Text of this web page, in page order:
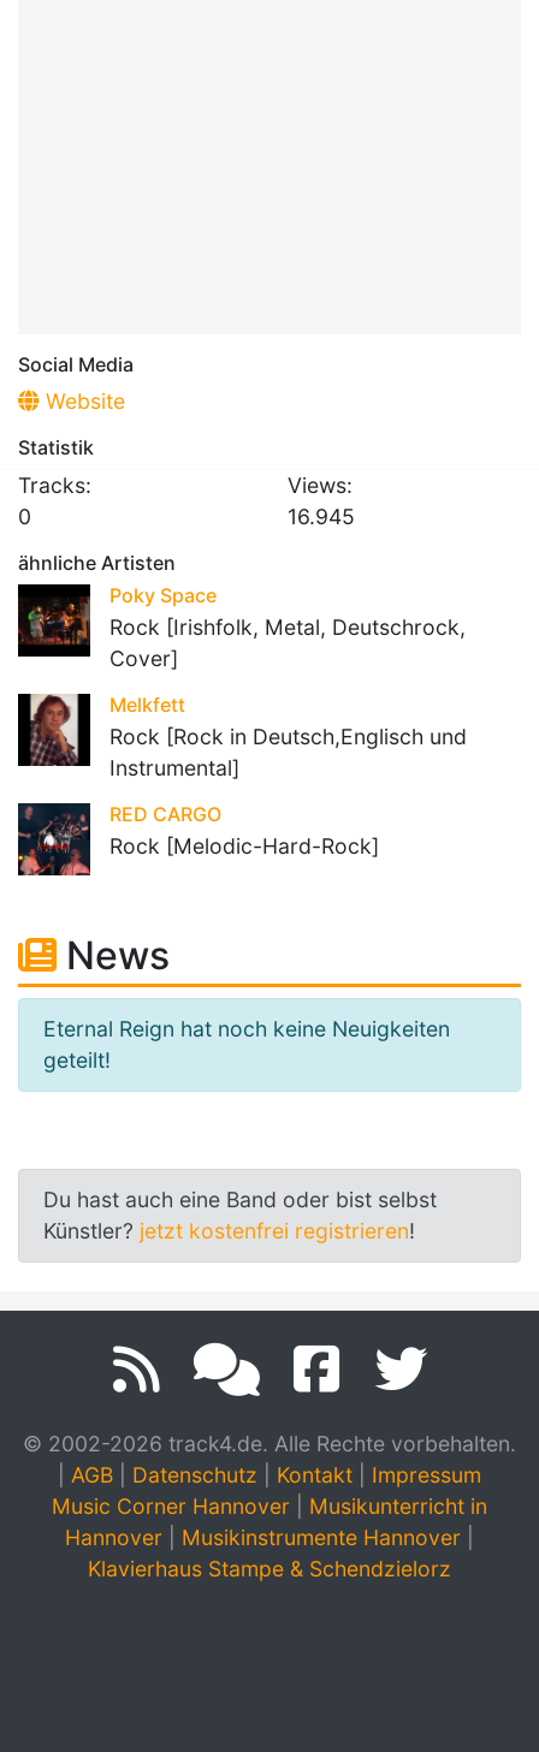
Social Media
Website
Statistik
Tracks:
0
Views:
16.945
ähnliche Artisten
Poky Space
Rock [Irishfolk, Metal, Deutschrock,
Cover]
Melkfett
Rock [Rock in Deutsch,Englisch und
Instrumental]
RED CARGO
Rock [Melodic-Hard-Rock]
News
Eternal Reign hat noch keine Neuigkeiten
geteilt!
Du hast auch eine Band oder bist selbst
Künstler? jetzt kostenfrei registrieren!
© 2002-2026 track4.de. Alle Rechte vorbehalten.
AGB Datenschutz Kontakt
Impressum
Music Corner Hannover
Musikunterricht in
Hannover
Musikinstrumente Hannover
Klavierhaus Stampe & Schendzielorz